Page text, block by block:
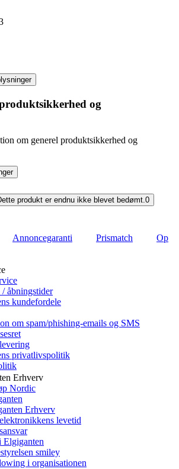
og
om generel produktsikkerhed og
produkt er endnu ikke blevet bedømt. 0
Annoncegaranti Prismatch
Op
/ åbningstider
kundefordele
om spam/phishing-emails og SMS
privatlivspolitik
Erhverv
Nordic
Erhverv
levetid
Elgiganten
smiley
i organisationen